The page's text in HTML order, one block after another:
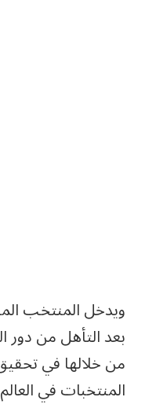
ويدخل المنتخب
من خلالها في
المنتخبات في